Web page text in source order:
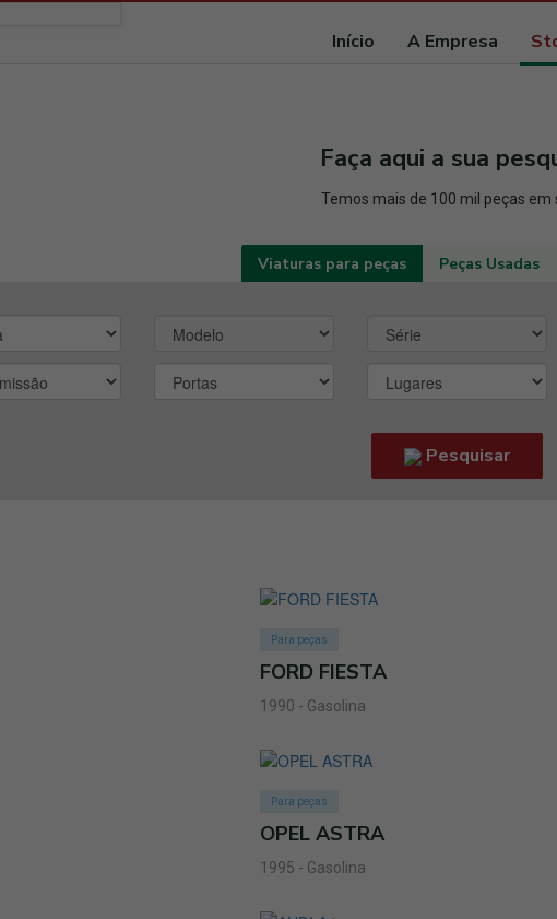
Início A Empresa
Faça aqui a sua
Temos mais de 100 mil peças em
Viaturas para peças Peças Usadas
Pesquisar
Para peças
FORD FIESTA
1990 - Gasolina
Para peças
OPEL ASTRA
1995 - Gasolina